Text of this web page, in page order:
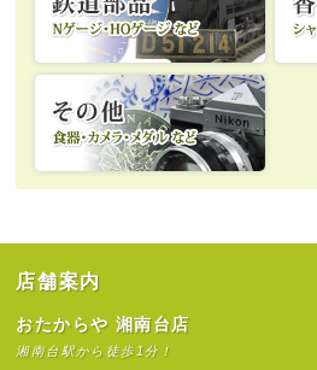
店舗案内
おたからや 湘南台店
湘南台駅から徒歩1分！